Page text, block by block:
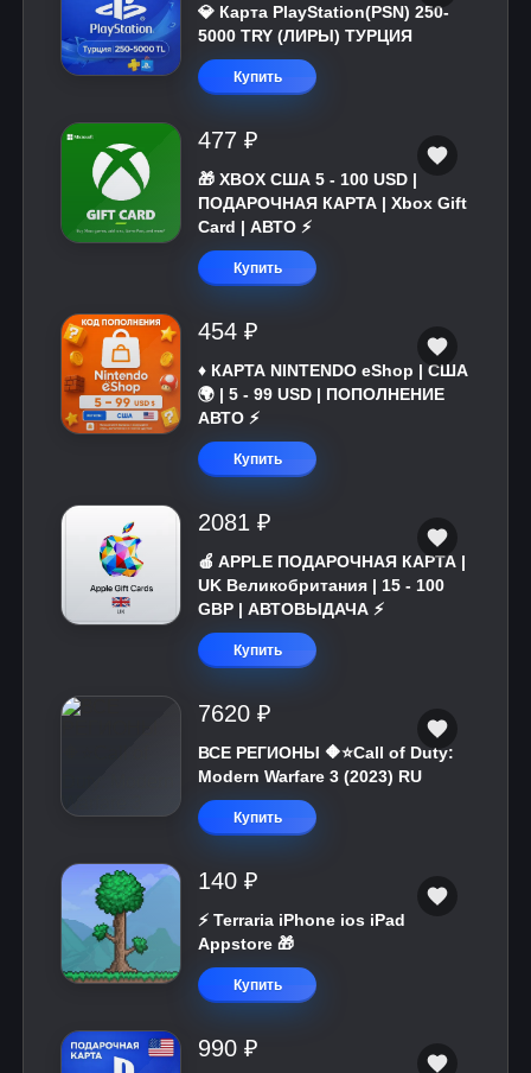
💎 Карта PlayStation(PSN) 250-
5000 TRY (ЛИРЫ) ТУРЦИЯ
Купить
477 ₽
🎁 XBOX США 5 - 100 USD |
ПОДАРОЧНАЯ КАРТА | Xbox Gift
Card | АВТО ⚡
Купить
454 ₽
♦️ КАРТА NINTENDO eShop | США
🌍 | 5 - 99 USD | ПОПОЛНЕНИЕ
АВТО ⚡
Купить
2081 ₽
🍎 APPLE ПОДАРОЧНАЯ КАРТА |
UK Великобритания | 15 - 100
GBP | АВТОВЫДАЧА ⚡️
Купить
7620 ₽
ВСЕ РЕГИОНЫ 🔶⭐Call of Duty:
Modern Warfare 3 (2023) RU
Купить
140 ₽
⚡️ Terraria iPhone ios iPad
Appstore 🎁
Купить
990 ₽